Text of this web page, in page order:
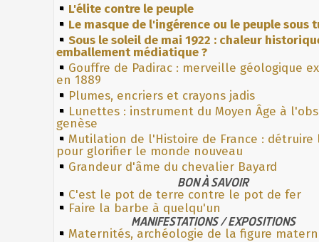
L'élite contre le peuple
Le masque de l'ingérence ou le peuple sous
Sous le soleil de mai 1922 : chaleur
emballement médiatique ?
Gouffre de Padirac : merveille géologique
en 1889
Plumes, encriers et crayons jadis
Lunettes : instrument du Moyen Âge à
genèse
Mutilation de l'Histoire de France : détruire
pour glorifier le monde nouveau
Grandeur d'âme du chevalier Bayard
BON À SAVOIR
C'est le pot de terre contre le pot de fer
Faire la barbe à quelqu'un
MANIFESTATIONS / EXPOSITIONS
Maternités, archéologie de la figure